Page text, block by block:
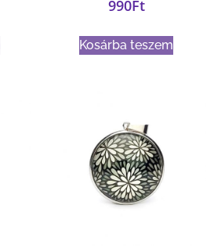
990Ft
Kosárba teszem